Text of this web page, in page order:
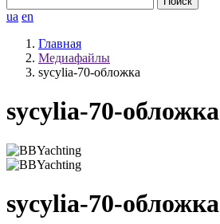
ua en
Главная
Медиафайлы
sycylia-70-обложка
sycylia-70-обложка
sycylia-70-обложка